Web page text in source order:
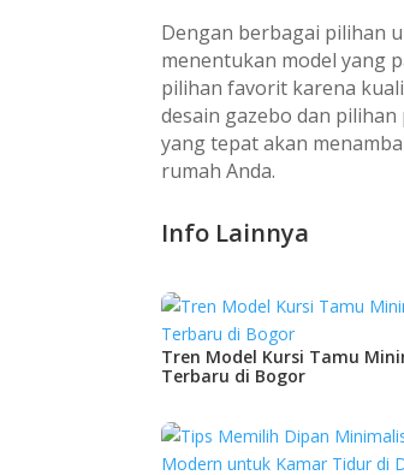
Dengan berbagai pilihan
menentukan model yang
pilihan favorit karena
desain gazebo dan
yang tepat akan
rumah Anda.
Info Lainnya
Tren Model Kursi Tamu
Terbaru di Bogor